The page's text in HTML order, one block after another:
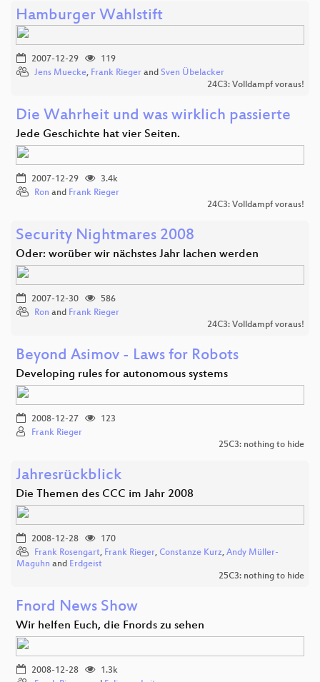
Hamburger Wahlstift
2007-12-29
119
Jens Muecke, Frank Rieger and Sven Übelacker
24C3: Volldampf voraus!
Die Wahrheit und was wirklich passierte
Jede Geschichte hat vier Seiten.
2007-12-29
3.4k
Ron and Frank Rieger
24C3: Volldampf voraus!
Security Nightmares 2008
Oder: worüber wir nächstes Jahr lachen werden
2007-12-30
586
Ron and Frank Rieger
24C3: Volldampf voraus!
Beyond Asimov - Laws for Robots
Developing rules for autonomous systems
2008-12-27
123
Frank Rieger
25C3: nothing to hide
Jahresrückblick
Die Themen des CCC im Jahr 2008
2008-12-28
170
Frank Rosengart, Frank Rieger, Constanze Kurz, Andy Müller-
Maguhn and Erdgeist
25C3: nothing to hide
Fnord News Show
Wir helfen Euch, die Fnords zu sehen
2008-12-28
1.3k